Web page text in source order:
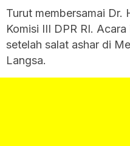
Turut membersamai Dr.
Komisi III DPR RI.
setelah salat ashar di
Langsa.